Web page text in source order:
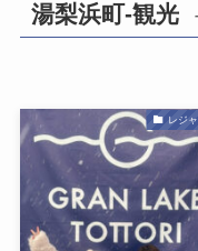
湯梨浜町-観光
レジ